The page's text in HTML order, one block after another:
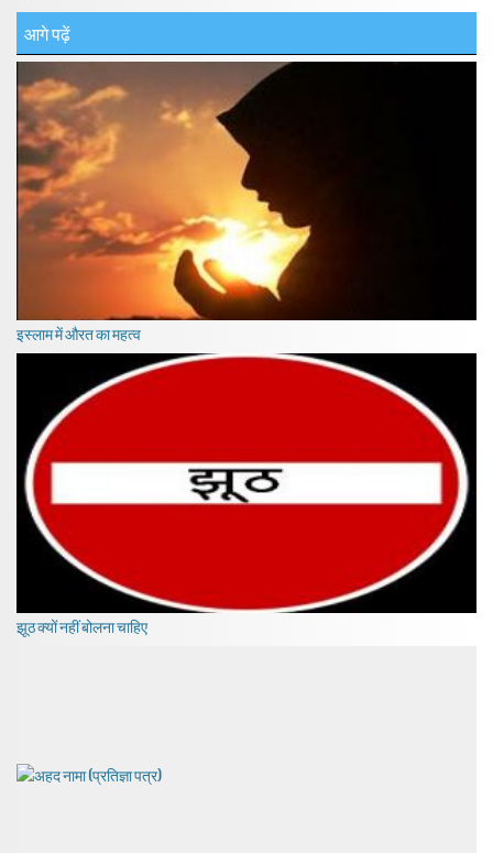
आगे पढ़ें
इस्लाम में औरत का महत्व
झूठ क्यों नहीं बोलना चाहिए